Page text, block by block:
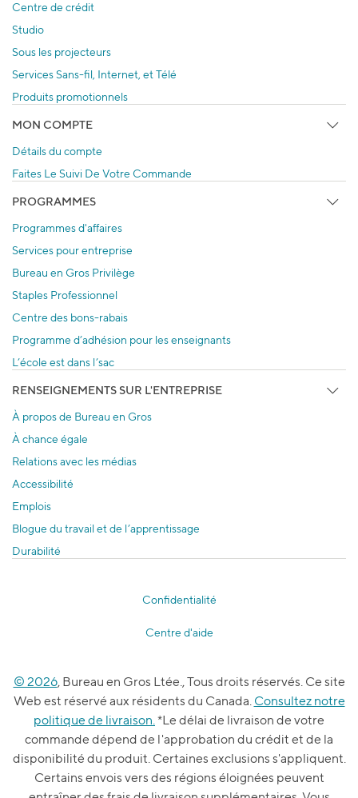
Centre de crédit
Studio
Sous les projecteurs
Services Sans-fil, Internet, et Télé
Produits promotionnels
MON COMPTE
Détails du compte
Faites Le Suivi De Votre Commande
PROGRAMMES
Programmes d'affaires
Services pour entreprise
Bureau en Gros Privilège
Staples Professionnel
Centre des bons-rabais
Programme d’adhésion pour les enseignants
L’école est dans l’sac
RENSEIGNEMENTS SUR L'ENTREPRISE
À propos de Bureau en Gros
À chance égale
Relations avec les médias
Accessibilité
Emplois
Blogue du travail et de l’apprentissage
Durabilité
Confidentialité
Centre d'aide
© 2026, Bureau en Gros Ltée., Tous droits réservés. Ce site
Web est réservé aux résidents du Canada. Consultez notre
politique de livraison.*Le délai de livraison de votre
commande dépend de l'approbation du crédit et de la
disponibilité du produit. Certaines exclusions s'appliquent.
Certains envois vers des régions éloignées peuvent